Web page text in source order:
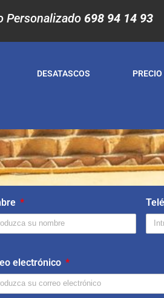
Personalizado 698 94 14 93
DESATASCOS
electrónico